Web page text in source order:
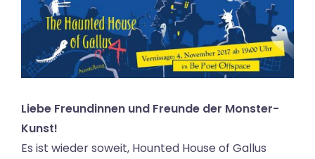
Liebe Freundinnen und Freunde der Monster-
Kunst!
Es ist wieder soweit, Hounted House of Gallus